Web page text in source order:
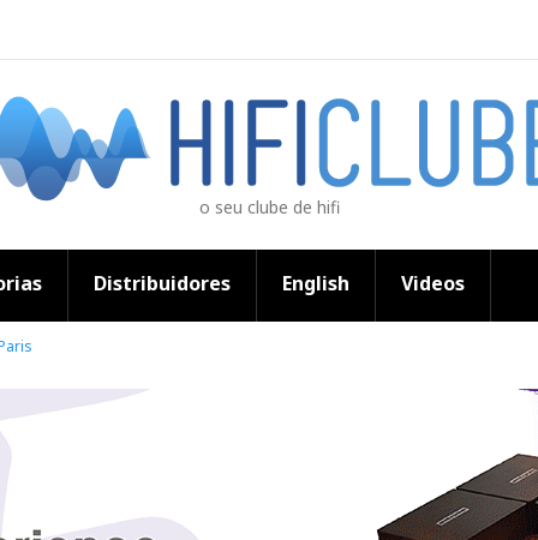
o seu clube de hifi
Distribuidores English Videos